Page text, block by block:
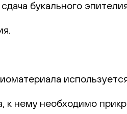
букального
к нему необходимо